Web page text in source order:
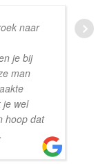
naar
je bij
man
je wel
hoop dat